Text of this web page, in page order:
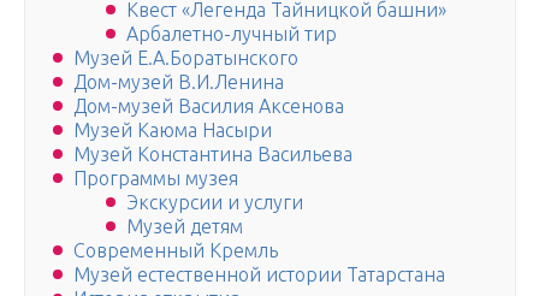
Квест «Легенда Тайницкой башни»
Арбалетно-лучный тир
Музей Е.А.Боратынского
Дом-музей В.И.Ленина
Дом-музей Василия Аксенова
Музей Каюма Насыри
Музей Константина Васильева
Программы музея
Экскурсии и услуги
Музей детям
Современный Кремль
Музей естественной истории Татарстана